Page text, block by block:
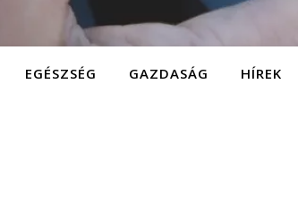
EGÉSZSÉG GAZDASÁG HÍREK